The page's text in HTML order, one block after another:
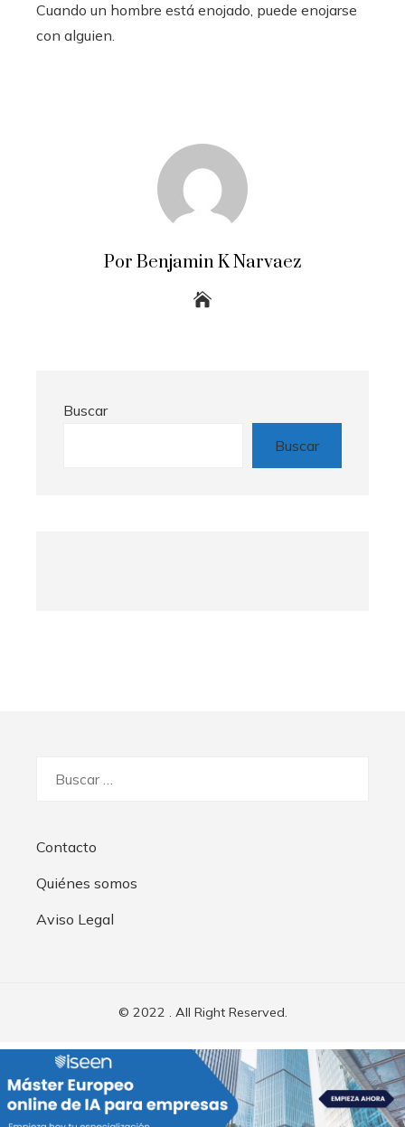
Cuando un hombre está enojado, puede enojarse
con alguien.
Por Benjamin K Narvaez
Buscar
Buscar
Contacto
Quiénes somos
Aviso Legal
© 2022 . All Right Reserved.